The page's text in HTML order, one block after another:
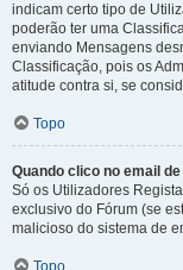
indicam certo tipo de
poderão ter uma
enviando Mensagens
Classificação, pois os
atitude contra si, se
Topo
Quando clico no email
Só os Utilizadores
exclusivo do Fórum (se
malicioso do sistema de
Topo